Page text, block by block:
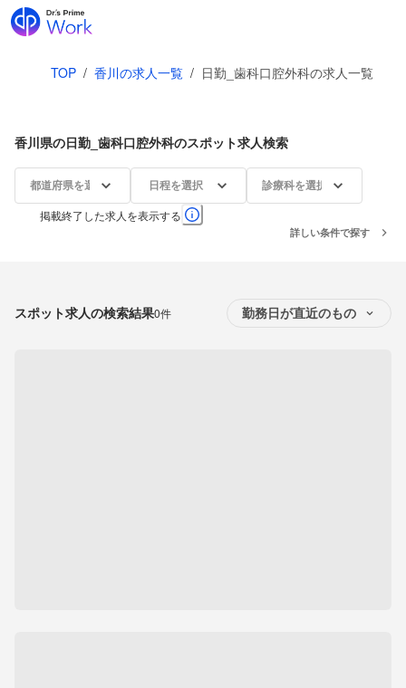
TOP / 香川の求人一覧 / 日勤_歯科口腔外科の求人一覧
香川県の日勤_歯科口腔外科のスポット求人検索
都道府県を選択 日程を選択 診療科を選択
掲載終了した求人を表示する
詳しい条件で探す
スポット求人の検索結果0件 勤務日が直近のもの